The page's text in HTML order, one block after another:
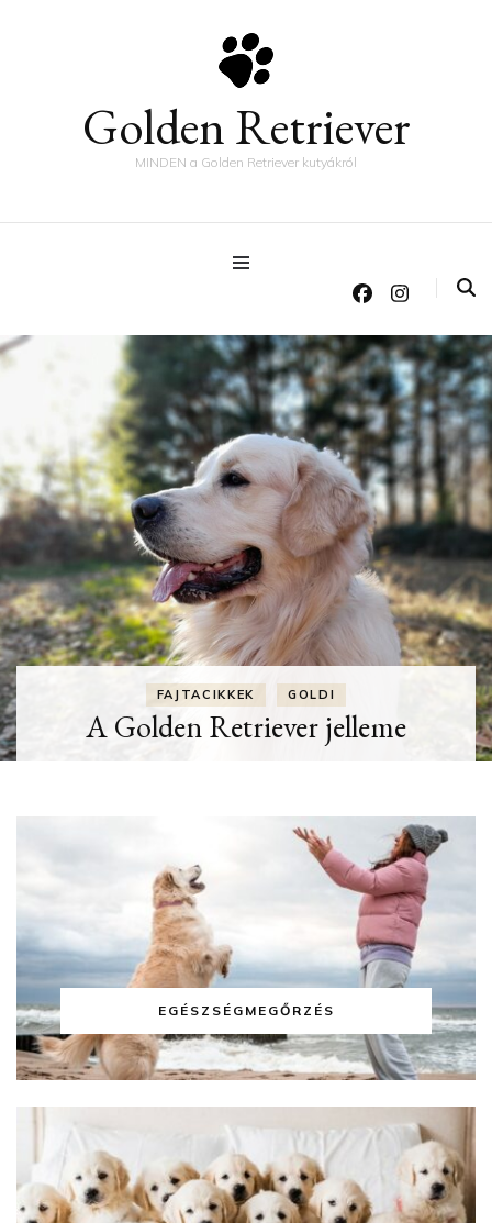
Golden Retriever
MINDEN a Golden Retriever kutyákról
FAJTACIKKEK GOLDI
A Golden Retriever jelleme
EGÉSZSÉGMEGŐRZÉS